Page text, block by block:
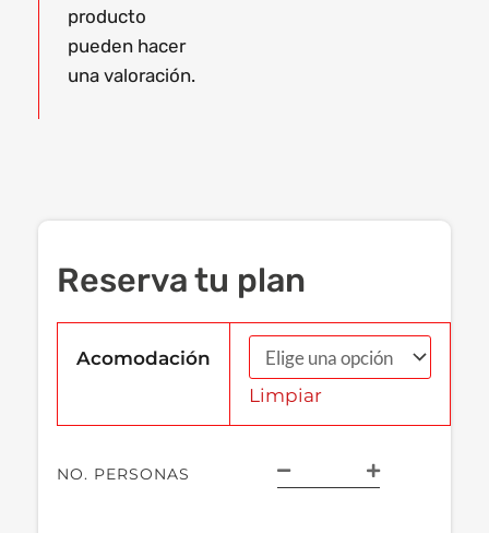
producto
pueden hacer
una valoración.
Reserva tu plan
Acomodación
Limpiar
NO. PERSONAS